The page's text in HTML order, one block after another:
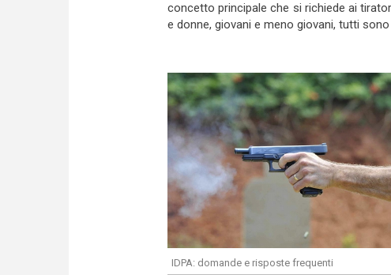
concetto principale che si richiede ai
e donne, giovani e meno giovani, tutti sono
IDPA: domande e risposte frequenti